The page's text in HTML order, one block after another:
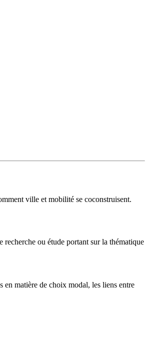
ville et mobilité se coconstruisent.
recherche ou étude portant sur la thématique
en matière de choix modal, les liens entre